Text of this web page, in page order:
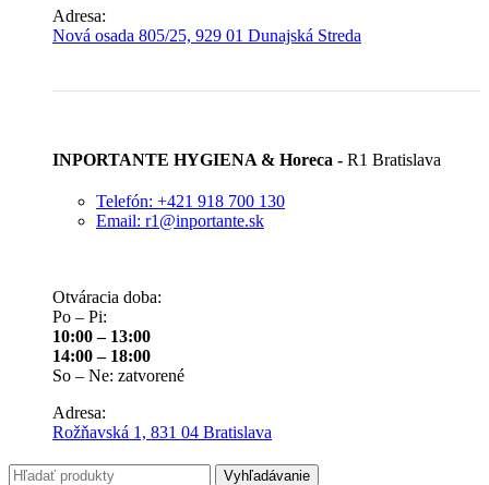
Adresa:
Nová osada 805/25, 929 01 Dunajská Streda
INPORTANTE HYGIENA & Horeca - R1 Bratislava
Telefón: +421 918 700 130
Email: r1@inportante.sk
Otváracia doba:
Po – Pi:
10:00 – 13:00
14:00 – 18:00
So – Ne: zatvorené
Adresa:
Rožňavská 1, 831 04 Bratislava
Vyhľadávanie